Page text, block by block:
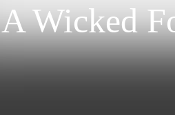
A Wicked